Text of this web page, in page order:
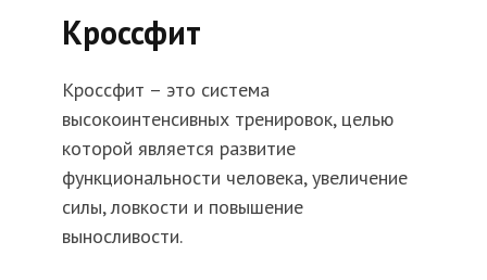
Кроссфит
Кроссфит – это система
высокоинтенсивных тренировок, целью
которой является развитие
функциональности человека, увеличение
силы, ловкости и повышение
выносливости.